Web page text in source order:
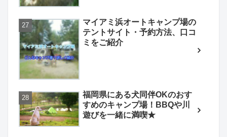
マイアミ浜オートキャンプ場の
テントサイト・予約方法、口コ
ミをご紹介
福岡県にある犬同伴OKのおす
すめのキャンプ場！BBQや川
遊びを一緒に満喫★